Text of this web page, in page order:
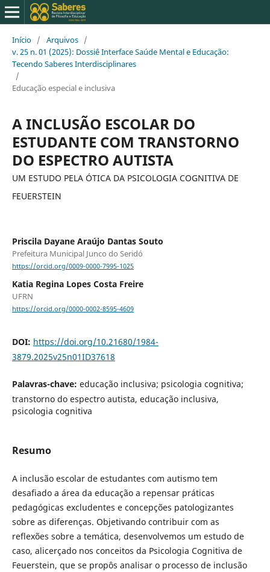
Início / Arquivos /
v. 25 n. 01 (2025): Dossiê Interface Saúde Mental e Educação:
Tecendo Saberes Interdisciplinares
/
Educação especial e inclusiva
A INCLUSÃO ESCOLAR DO
ESTUDANTE COM TRANSTORNO
DO ESPECTRO AUTISTA
UM ESTUDO PELA ÓTICA DA PSICOLOGIA COGNITIVA DE
FEUERSTEIN
Priscila Dayane Araújo Dantas Souto
Prefeitura Municipal Junco do Seridó
https://orcid.org/0009-0000-7995-1025
Katia Regina Lopes Costa Freire
UFRN
https://orcid.org/0000-0002-8595-4609
DOI: https://doi.org/10.21680/1984-
3879.2025v25n01ID37618
Palavras-chave: educação inclusiva; psicologia cognitiva;
transtorno do espectro autista, educação inclusiva,
psicologia cognitiva
Resumo
A inclusão escolar de estudantes com autismo tem
desafiado a área da educação a repensar práticas
pedagógicas excludentes e concepções patologizantes
sobre as diferenças. Objetivando contribuir com as
reflexões sobre a temática, desenvolvemos um estudo de
caso, alicerçado nos conceitos da Psicologia Cognitiva de
Feuerstein, que se propôs analisar o processo de inclusão